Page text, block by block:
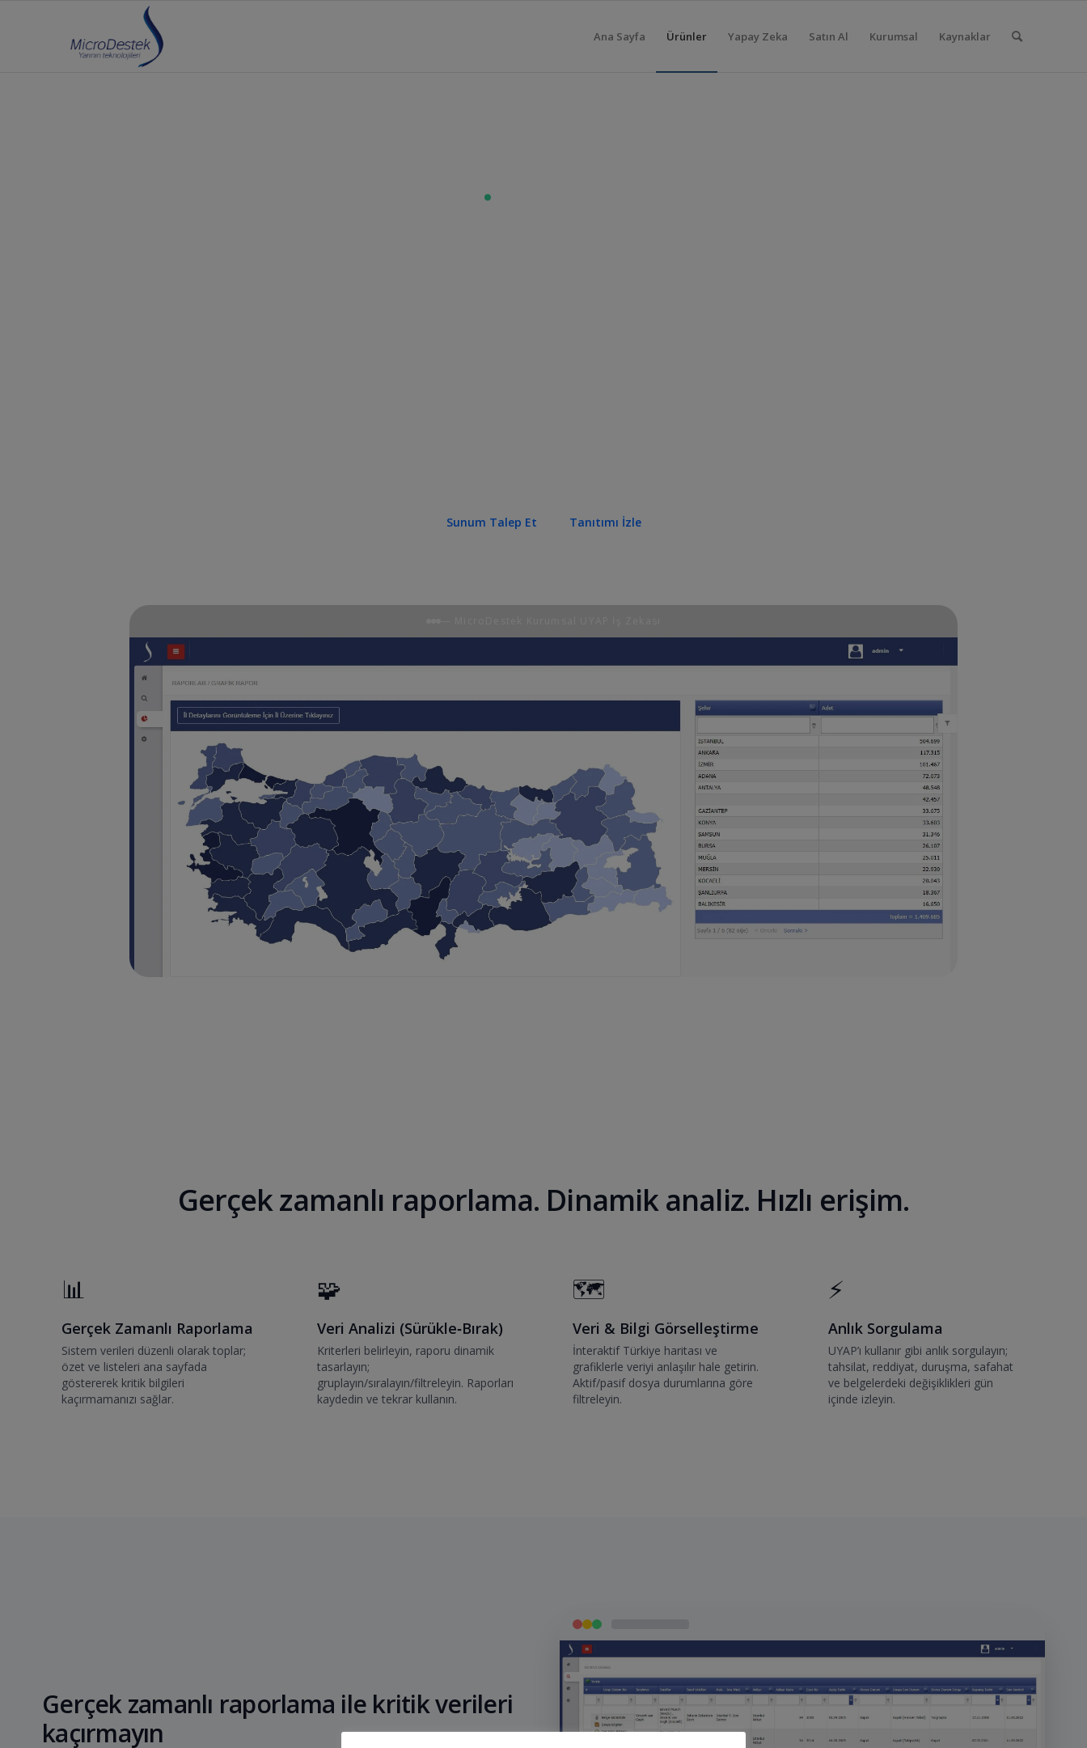
Ana Sayfa Ürünler Yapay Zeka Satın Al Kurumsal Kaynaklar
Kurumsal UYAP İş Zekası
Sunum Talep Et Tanıtımı İzle
Gerçek zamanlı raporlama. Dinamik analiz. Hızlı erişim.
📊
Gerçek Zamanlı Raporlama
Sistem verileri düzenli olarak toplar;
özet ve listeleri ana sayfada
göstererek kritik bilgileri
kaçırmamanızı sağlar.
🧩
Veri Analizi (Sürükle‑Bırak)
Kriterleri belirleyin, raporu dinamik
tasarlayın;
gruplayın/sıralayın/filtreleyin. Raporları
kaydedin ve tekrar kullanın.
🗺️
Veri & Bilgi Görselleştirme
İnteraktif Türkiye haritası ve
grafiklerle veriyi anlaşılır hale getirin.
Aktif/pasif dosya durumlarına göre
filtreleyin.
⚡
Anlık Sorgulama
UYAP’ı kullanır gibi anlık sorgulayın;
tahsilat, reddiyat, duruşma, safahat
ve belgelerdeki değişiklikleri gün
içinde izleyin.
Gerçek zamanlı raporlama ile kritik verileri
kaçırmayın